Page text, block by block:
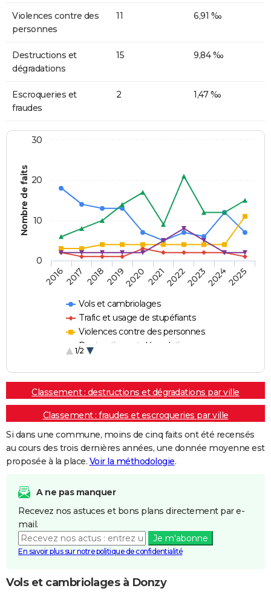
Violences contre des
personnes
11 6,91 ‰
Destructions et
dégradations
15 9,84 ‰
Escroqueries et
fraudes
2 1,47 ‰
Nombre de faits
Vols et cambriolages
Trafic et usage de stupéfiants
Violences contre des personnes
Destructions et dégradations
1/2
20162017 20182019202020212022202320242025
0
10
20
30
Classement : destructions et dégradations par ville
Classement : fraudes et escroqueries par ville
Si dans une commune, moins de cinq faits ont été recensés
au cours des trois dernières années, une donnée moyenne est
proposée à la place. Voir la méthodologie.
A ne pas manquer
Recevez nos astuces et bons plans directement par e-
mail.
Je m'abonne
En savoir plus sur notre politique de confidentialité
Vols et cambriolages à Donzy